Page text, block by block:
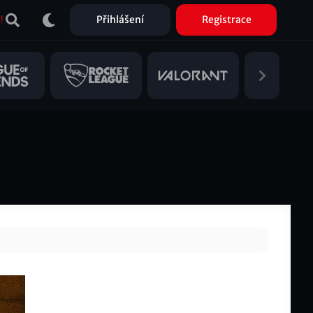
Přihlášení Registrace